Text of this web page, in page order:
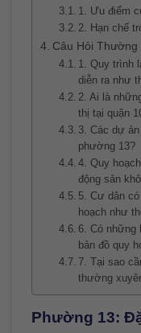
1. Ưu điểm
2. Hạn chế
Câu Hỏi Thường
1. Quy trình
diễn ra như
2. Ai là
thị tại quận
3. Các dự
phường 13?
4. Quy
động sản
5. Cư dân
hoạch như
6. Có những
bản đồ quy
7. Tại sao
thường
Phường 13: